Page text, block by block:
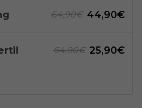
64,90€ 44,90€
64,90€ 25,90€